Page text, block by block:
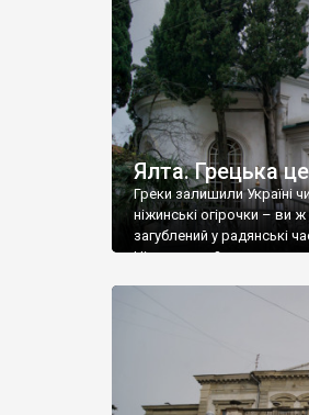
Херсонесу Таврійського
Ялта. Грецька
Греки залишили Україні
ніжинські огірочки – ви
загублений у радянські
Ніжин греки?